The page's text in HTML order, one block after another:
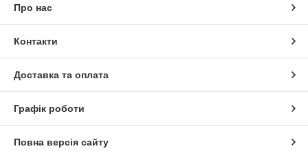
Про нас
Контакти
Доставка та оплата
Графік роботи
Повна версія сайту